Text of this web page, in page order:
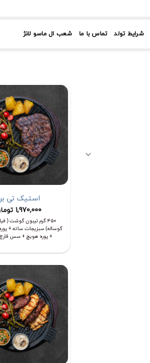
شرایط تولد تماس با ما شعب ال ماسو لانژ
استیک تی
1,970,000
۴۵۰ گرم تیبون گوشت (
گوساله) سبزیجات ساته +
+ پوره هویچ + سس